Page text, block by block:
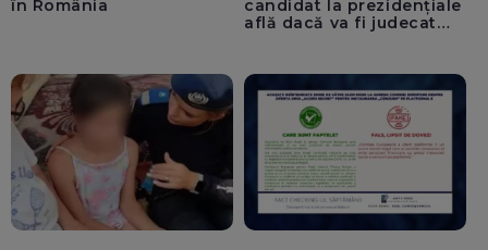
în România
candidat la prezidențiale
află dacă va fi judecat